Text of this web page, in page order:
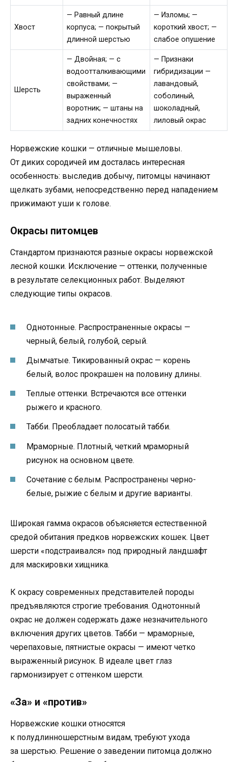
Хвост
— Равный длине
корпуса; — покрытый
длинной шерстью
— Изломы; —
короткий хвост; —
слабое опушение
Шерсть
— Двойная; — с
водоотталкивающими
свойствами; —
выраженный
воротник; — штаны на
задних конечностях
— Признаки
гибридизации —
лавандовый,
соболиный,
шоколадный,
лиловый окрас
Норвежские кошки — отличные мышеловы.
От диких сородичей им досталась интересная
особенность: выследив добычу, питомцы начинают
щелкать зубами, непосредственно перед нападением
прижимают уши к голове.
Окрасы питомцев
Стандартом признаются разные окрасы норвежской
лесной кошки. Исключение — оттенки, полученные
в результате селекционных работ. Выделяют
следующие типы окрасов.
Однотонные. Распространенные окрасы —
черный, белый, голубой, серый.
Дымчатые. Тикированный окрас — корень
белый, волос прокрашен на половину длины.
Теплые оттенки. Встречаются все оттенки
рыжего и красного.
Табби. Преобладает полосатый табби.
Мраморные. Плотный, четкий мраморный
рисунок на основном цвете.
Сочетание с белым. Распространены черно-
белые, рыжие с белым и другие варианты.
Широкая гамма окрасов объясняется естественной
средой обитания предков норвежских кошек. Цвет
шерсти «подстраивался» под природный ландшафт
для маскировки хищника.
К окрасу современных представителей породы
предъявляются строгие требования. Однотонный
окрас не должен содержать даже незначительного
включения других цветов. Табби — мраморные,
черепаховые, пятнистые окрасы — имеют четко
выраженный рисунок. В идеале цвет глаз
гармонизирует с оттенком шерсти.
«За» и «против»
Норвежские кошки относятся
к полудлинношерстным видам, требуют ухода
за шерстью. Решение о заведении питомца должно